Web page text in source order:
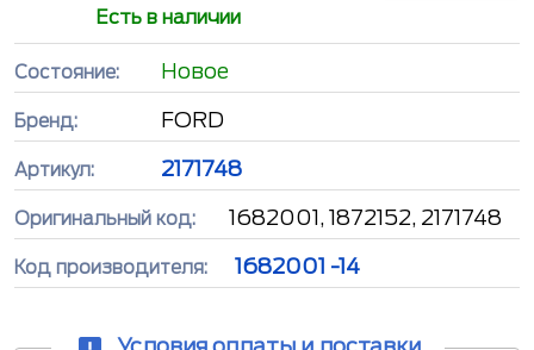
Есть в наличии
Состояние: Новое
Бренд: FORD
Артикул: 2171748
Оригинальный код: 1682001, 1872152, 2171748
Код производителя: 1682001 -14